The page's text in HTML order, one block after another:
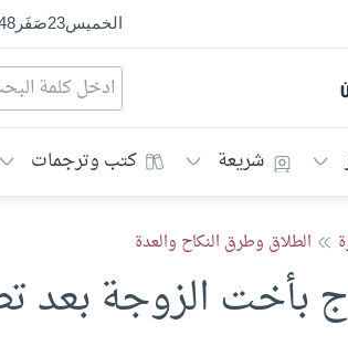
الخميس23صَفَر
شريعة كتب وترجمات
الطلاق وطرق النكاح والعدة
بأخت الزوجة بعد